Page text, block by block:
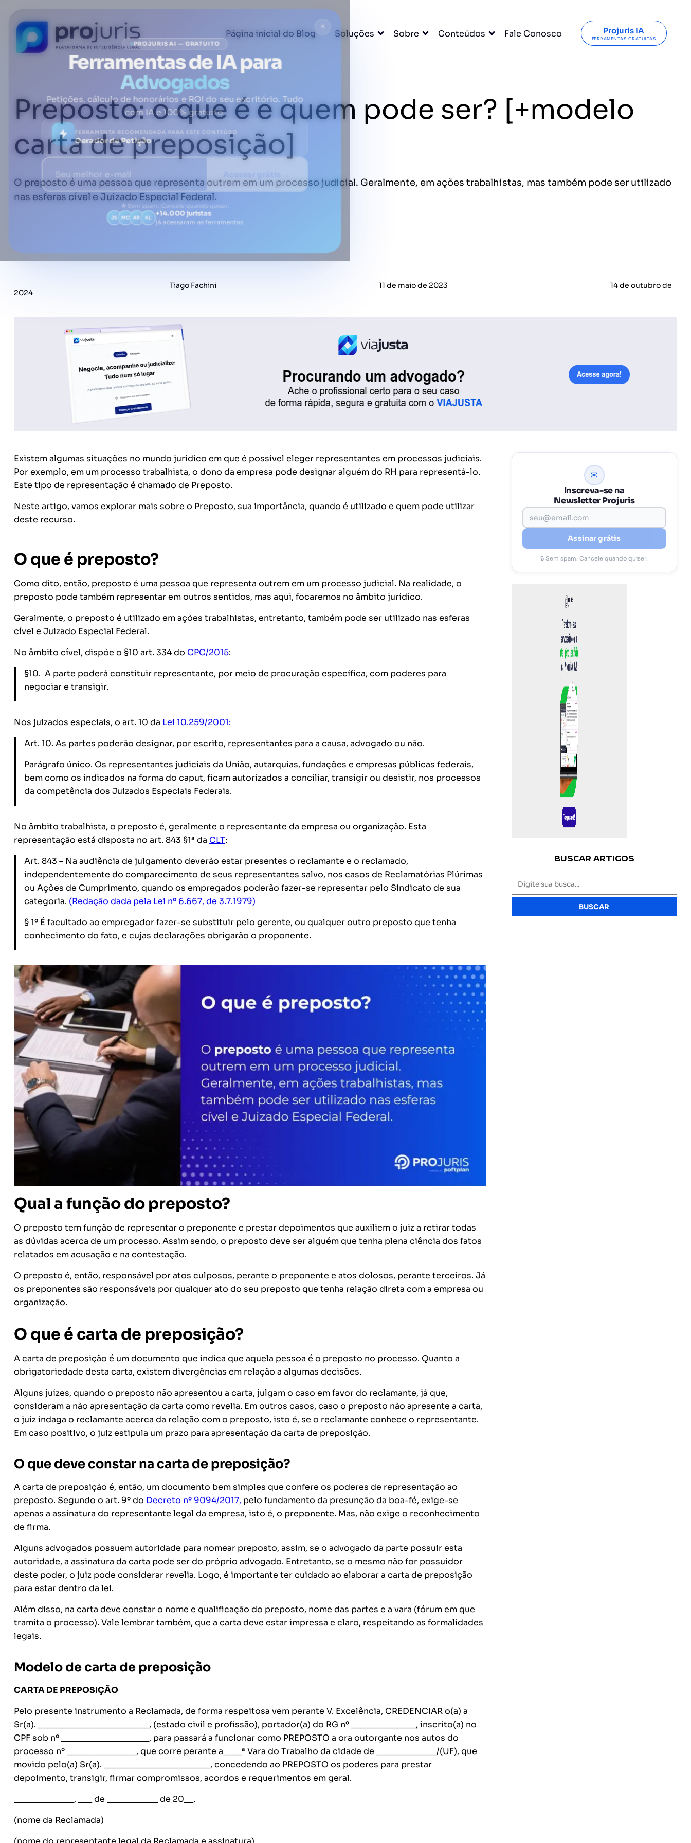
Página inicial do Blog Soluções Sobre Conteúdos Fale Conosco Projuris IA
FERRAMENTAS GRATUITAS
Preposto: o que é e quem pode ser? [+modelo
carta de preposição]
O preposto é uma pessoa que representa outrem em um processo judicial. Geralmente, em ações trabalhistas, mas também pode ser utilizado
nas esferas cível e Juizado Especial Federal.
Tiago Fachini 11 de maio de 2023 14 de outubro de
2024
Existem algumas situações no mundo jurídico em que é possível eleger representantes em processos judiciais.
Por exemplo, em um processo trabalhista, o dono da empresa pode designar alguém do RH para representá-lo.
Este tipo de representação é chamado de Preposto.
Neste artigo, vamos explorar mais sobre o Preposto, sua importância, quando é utilizado e quem pode utilizar
deste recurso.
O que é preposto?
Como dito, então, preposto é uma pessoa que representa outrem em um processo judicial. Na realidade, o
preposto pode também representar em outros sentidos, mas aqui, focaremos no âmbito jurídico.
Geralmente, o preposto é utilizado em ações trabalhistas, entretanto, também pode ser utilizado nas esferas
cível e Juizado Especial Federal.
No âmbito cível, dispõe o §10 art. 334 do CPC/2015:
§10. A parte poderá constituir representante, por meio de procuração específica, com poderes para
negociar e transigir.
Nos juizados especiais, o art. 10 da Lei 10.259/2001:
Art. 10. As partes poderão designar, por escrito, representantes para a causa, advogado ou não.
Parágrafo único. Os representantes judiciais da União, autarquias, fundações e empresas públicas federais,
bem como os indicados na forma do caput, ficam autorizados a conciliar, transigir ou desistir, nos processos
da competência dos Juizados Especiais Federais.
No âmbito trabalhista, o preposto é, geralmente o representante da empresa ou organização. Esta
representação está disposta no art. 843 §1ª da CLT:
Art. 843 – Na audiência de julgamento deverão estar presentes o reclamante e o reclamado,
independentemente do comparecimento de seus representantes salvo, nos casos de Reclamatórias Plúrimas
ou Ações de Cumprimento, quando os empregados poderão fazer-se representar pelo Sindicato de sua
categoria. (Redação dada pela Lei nº 6.667, de 3.7.1979)
§ 1º É facultado ao empregador fazer-se substituir pelo gerente, ou qualquer outro preposto que tenha
conhecimento do fato, e cujas declarações obrigarão o proponente.
Qual a função do preposto?
O preposto tem função de representar o preponente e prestar depoimentos que auxiliem o juiz a retirar todas
as dúvidas acerca de um processo. Assim sendo, o preposto deve ser alguém que tenha plena ciência dos fatos
relatados em acusação e na contestação.
O preposto é, então, responsável por atos culposos, perante o preponente e atos dolosos, perante terceiros. Já
os preponentes são responsáveis por qualquer ato do seu preposto que tenha relação direta com a empresa ou
organização.
O que é carta de preposição?
A carta de preposição é um documento que indica que aquela pessoa é o preposto no processo. Quanto a
obrigatoriedade desta carta, existem divergências em relação a algumas decisões.
Alguns juízes, quando o preposto não apresentou a carta, julgam o caso em favor do reclamante, já que,
consideram a não apresentação da carta como revelia. Em outros casos, caso o preposto não apresente a carta,
o juiz indaga o reclamante acerca da relação com o preposto, isto é, se o reclamante conhece o representante.
Em caso positivo, o juiz estipula um prazo para apresentação da carta de preposição.
O que deve constar na carta de preposição?
A carta de preposição é, então, um documento bem simples que confere os poderes de representação ao
preposto. Segundo o art. 9º do Decreto nº 9094/2017, pelo fundamento da presunção da boa-fé, exige-se
apenas a assinatura do representante legal da empresa, isto é, o preponente. Mas, não exige o reconhecimento
de firma.
Alguns advogados possuem autoridade para nomear preposto, assim, se o advogado da parte possuir esta
autoridade, a assinatura da carta pode ser do próprio advogado. Entretanto, se o mesmo não for possuidor
deste poder, o juiz pode considerar revelia. Logo, é importante ter cuidado ao elaborar a carta de preposição
para estar dentro da lei.
Além disso, na carta deve constar o nome e qualificação do preposto, nome das partes e a vara (fórum em que
tramita o processo). Vale lembrar também, que a carta deve estar impressa e claro, respeitando as formalidades
legais.
Modelo de carta de preposição
CARTA DE PREPOSIÇÃO
Pelo presente instrumento a Reclamada, de forma respeitosa vem perante V. Excelência, CREDENCIAR o(a) a
Sr(a). ________________________, (estado civil e profissão), portador(a) do RG nº ______________, inscrito(a) no
CPF sob nº ___________________, para passará a funcionar como PREPOSTO a ora outorgante nos autos do
processo nº _______________, que corre perante a____ª Vara do Trabalho da cidade de _____________/(UF), que
movido pelo(a) Sr(a). _______________________, concedendo ao PREPOSTO os poderes para prestar
depoimento, transigir, firmar compromissos, acordos e requerimentos em geral.
_____________, ___ de ___________ de 20__.
(nome da Reclamada)
✉
Inscreva-se na
Newsletter Projuris
Assinar grátis
🔒 Sem spam. Cancele quando quiser.
BUSCAR ARTIGOS
BUSCAR
×
PROJURIS AI — GRATUITO
Ferramentas de IA para
Advogados
Petições, cálculo de honorários e ROI do seu escritório. Tudo
com IA e 100% gratuito.
FERRAMENTA RECOMENDADA PARA ESTE CONTEÚDO
Gerador de Petição
Acessar grátis →
Sem spam. Cancele quando quiser.
JS MC AR KL +14.000 juristas
já acessaram as ferramentas